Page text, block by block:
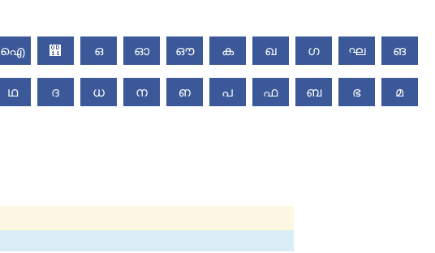
ഐ ഑ ഒ ഓ ഔ ക ഖ ഗ ഘ ങ
ഥ ദ ധ ന ഩ പ ഫ ബ ഭ മ